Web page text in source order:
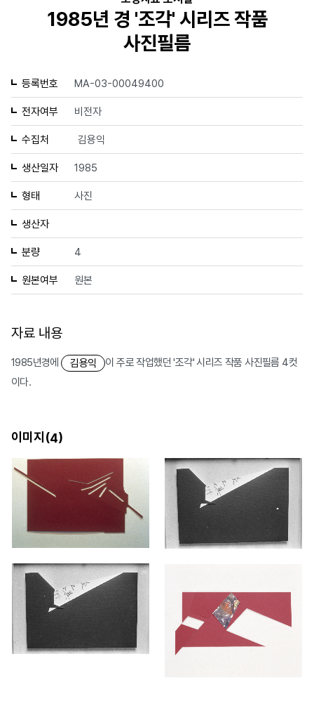
1985년 경 '조각' 시리즈 작품
사진필름
등록번호 MA-03-00049400
전자여부 비전자
수집처 김용익
생산일자 1985
형태 사진
생산자
분량 4
원본여부 원본
자료 내용
1985년경에 김용익
이 주로 작업했던 '조각' 시리즈 작품 사진필름 4컷
이다.
이미지(4)